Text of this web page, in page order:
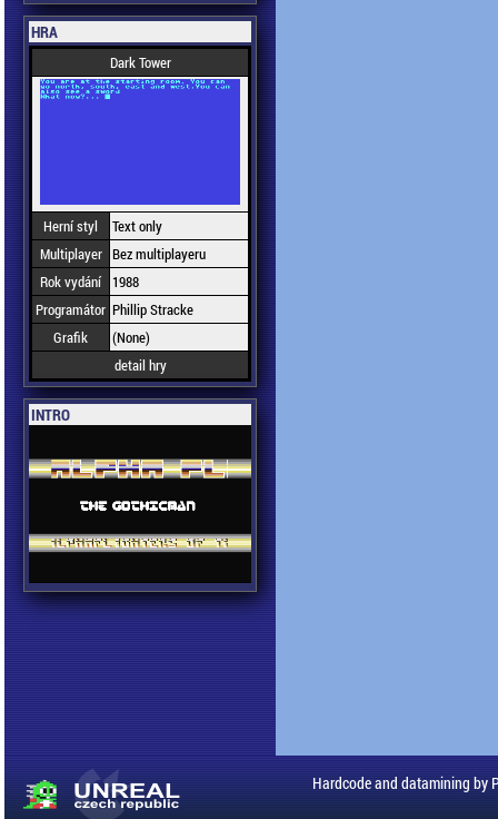
HRA
Dark Tower
Herní styl
Text only
Multiplayer Bez multiplayeru
Rok vydání
1988
Programátor Phillip Stracke
Grafik
(None)
detail hry
INTRO
Hardcode and datamining by